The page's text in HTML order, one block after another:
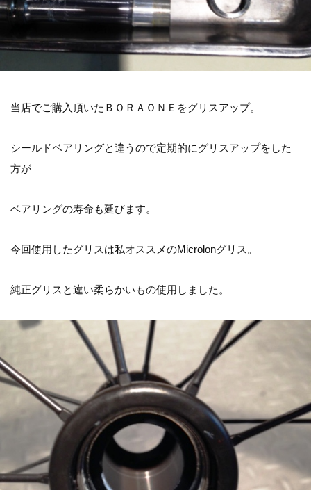
当店でご購入頂いたＢＯＲＡＯＮＥをグリスアップ。
シールドベアリングと違うので定期的にグリスアップをした
方が
ベアリングの寿命も延びます。
今回使用したグリスは私オススメのMicrolonグリス。
純正グリスと違い柔らかいもの使用しました。